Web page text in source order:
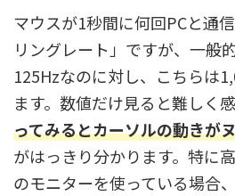
マウスが1秒間に何回PCと通
リングレート」ですが、一般
125Hzなのに対し、こちらは
ます。数値だけ見ると難しく感
ってみるとカーソルの動きが
がはっきり分かります。特に
のモニターを使っている場合